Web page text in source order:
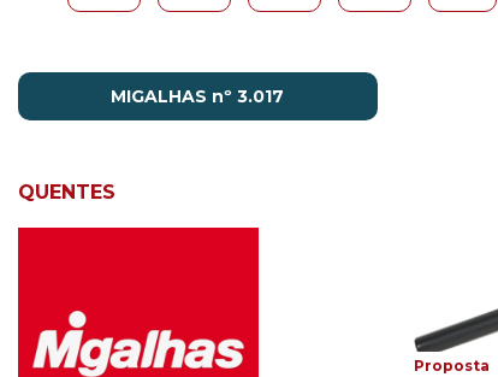
MIGALHAS nº 3.017
QUENTES
Proposta